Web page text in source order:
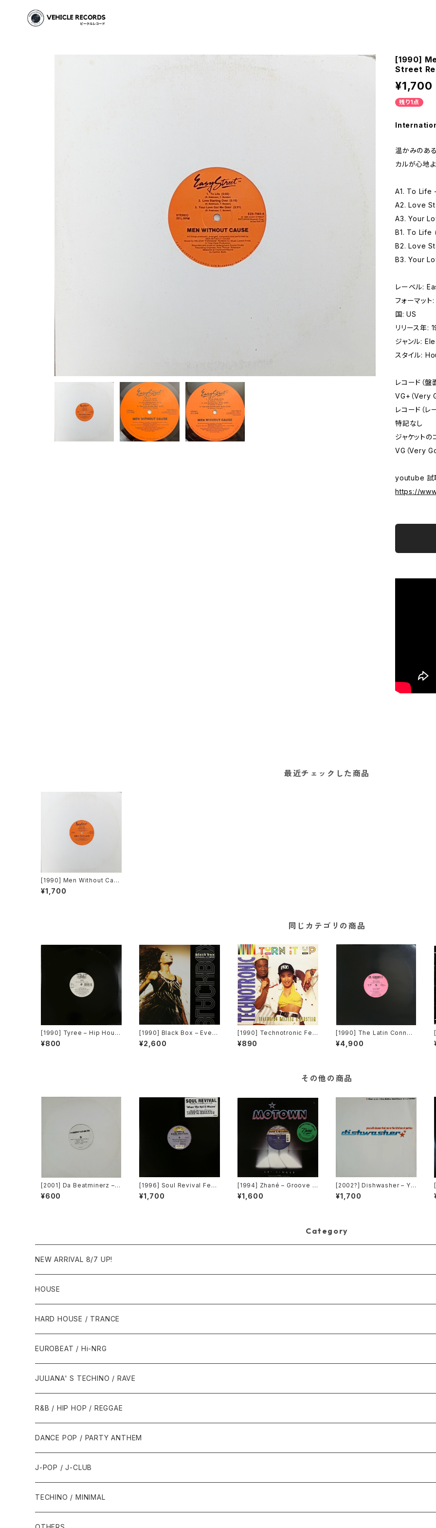
[1990]
Street
¥1,700
残り1点
温かみのあ
カルが心地
A1. To Life
A2. Love
A3. Your
B1. To Life
B2. Love
B3. Your
レーベル:
フォーマッ
国: US
リリース年:
ジャンル:
スタイル:
レコード（盤
VG+（Very
レコード（レ
特記なし
ジャケットの
VG（Very
youtube 試
https://
最近チェックした商品
[1990] Men Without Caus
e – To Life [Easy Street
Records]
¥1,700
同じカテゴリの商品
[1990] Tyree – Hip Hous
e Is The Style [D.J. Inter
national Records]
¥800
[1990] Black Box – Every
body, Everybody [Decon
struction]
¥2,600
[1990] Technotronic Fea
turing Melissa & Einstein
– Turn It Up [Swanyard R
¥890
[1990] The Latin Connec
tion Featuring Angel – Va
mos [In Groove Records]
¥4,900
その他の商品
[2001] Da Beatminerz –
Open [Rawkus]
¥600
[1996] Soul Revival Feat
uring Capathia Jenkins –
When The Spirit Moves
¥1,700
[1994] Zhané – Groove T
hang (Remix) [Motown]
[在庫B]
¥1,600
[2002?] Dishwasher – Yo
u Will Always Find Me In
The Kitchen At Parties [K
¥1,700
Category
NEW ARRIVAL 8/7 UP!
HOUSE
1980年代
1987年・以前
1988年
1990年代
1990年
1991年
2000年代
2000年
2001年
2010年代
2010年
2011年
HARD HOUSE / TRANCE
1990年代
1994年・以前
1995年
2000年代
2000年
2001年
EUROBEAT / Hi-NRG
1980年代
1986年・以前
1987年
1990年代
1990年
1991年
2000年代
JULIANA' S TECHINO / RAVE
1990年代
1990年
1991年
2000年代
2000年
2001年
R&B / HIP HOP / REGGAE
1980年代
1985年・以前
1986年
1990年代
1990年
1991年
2000年代
2000年
DANCE POP / PARTY ANTHEM
1980年代
1988年・以前
1989年
1990年代
1990年
J-POP / J-CLUB
1980年代
TECHINO / MINIMAL